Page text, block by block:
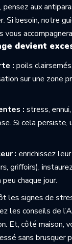
pensez aux
Si besoin, notre
vous
devient
: poils
sur une zone
: stress,
Si cela persiste,
: enrichissez
griffoirs),
chaque jour.
les signes de
les conseils de l’
. Et, côté maison,
sans brusquer